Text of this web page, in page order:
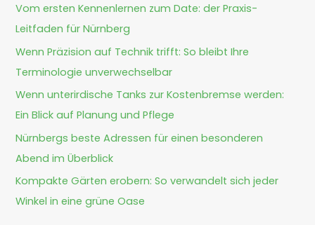
n
a
c
h
:
Vom ersten Kennenlernen zum Date: der Praxis-
Leitfaden für Nürnberg
Wenn Präzision auf Technik trifft: So bleibt Ihre
Terminologie unverwechselbar
Wenn unterirdische Tanks zur Kostenbremse werden:
Ein Blick auf Planung und Pflege
Nürnbergs beste Adressen für einen besonderen
Abend im Überblick
Kompakte Gärten erobern: So verwandelt sich jeder
Winkel in eine grüne Oase